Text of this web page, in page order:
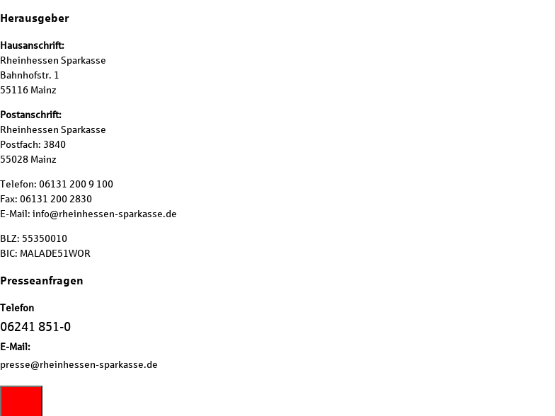
Herausgeber
Hausanschrift:
Rheinhessen Sparkasse
Bahnhofstr. 1
55116 Mainz
Postanschrift:
Rheinhessen Sparkasse
Postfach: 3840
55028 Mainz
Telefon: 06131 200 9 100
Fax: 06131 200 2830
E-Mail: info@rheinhessen-sparkasse.de
BLZ: 55350010
BIC: MALADE51WOR
Presseanfragen
Telefon
06241 851-0
E-Mail:
presse@rheinhessen-sparkasse.de